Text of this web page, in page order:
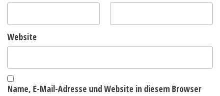
Website
Name, E-Mail-Adresse und Website in diesem Browser